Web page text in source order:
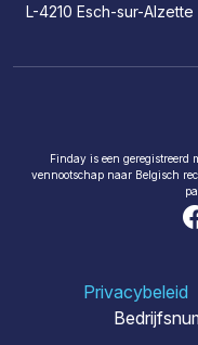
L-4210 Esch-sur-Alzette
Finday is een geregistreerd
vennootschap naar Belgisch
Privacybeleid